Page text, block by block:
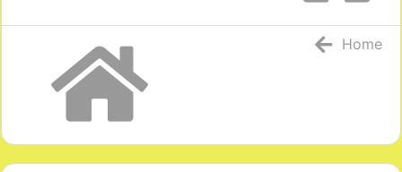
Home